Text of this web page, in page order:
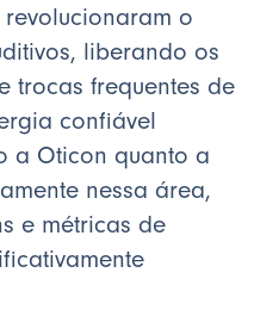
revolucionaram o
liberando os
trocas frequentes de
confiável
a Oticon quanto a
nessa área,
e métricas de